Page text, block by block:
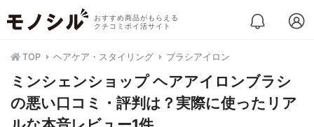
おすすめ商品がもらえる
クチコミポイ活サイト
TOP ヘアケア・スタイリング ブラシアイロン
ミンシェンショップ ヘアアイロンブラシ
の悪い口コミ・評判は？実際に使ったリア